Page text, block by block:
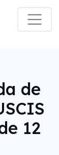
de
12